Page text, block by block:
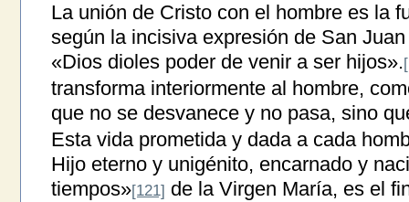
La unión de Cristo con el hombre es la
según la incisiva expresión de San
«Dios dioles poder de venir a ser hijos».
transforma interiormente al hombre,
que no se desvanece y no pasa, sino
Esta vida prometida y dada a cada
Hijo eterno y unigénito, encarnado y
tiempos»[121] de la Virgen María, es el